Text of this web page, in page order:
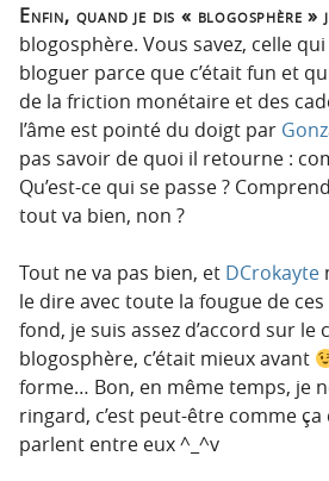
i
p
a
l
e
Enfin, quand je dis « blogosphère »
blogosphère. Vous savez, celle
bloguer parce que c’était fun et
de la friction monétaire et des
l’âme est pointé du doigt par
pas savoir de quoi il retourne :
Qu’est-ce qui se passe ?
tout va bien, non ?
Tout ne va pas bien, et DCrokayte
le dire avec toute la fougue de
fond, je suis assez d’accord sur le
blogosphère, c’était mieux avant
forme… Bon, en même temps, je
ringard, c’est peut-être comme
parlent entre eux ^_^v